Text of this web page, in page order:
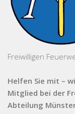
Freiwilligen
Helfen Sie mit –
Mitglied bei der
Abteilung